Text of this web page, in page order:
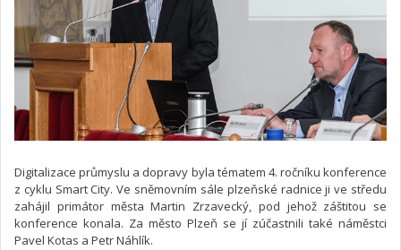
Digitalizace průmyslu a dopravy byla tématem 4. ročníku konference
z cyklu Smart City. Ve sněmovním sále plzeňské radnice ji ve středu
zahájil primátor města Martin Zrzavecký, pod jehož záštitou se
konference konala. Za město Plzeň se jí zúčastnili také náměstci
Pavel Kotas a Petr Náhlík.